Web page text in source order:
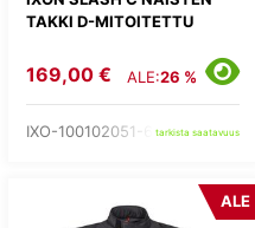
TAKKI D-MITOITETTU
169,00 € ALE:26 %
IXO-100102051-67-tarkista saatavuus
ALE